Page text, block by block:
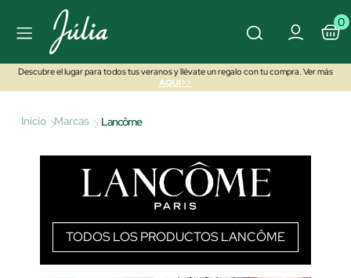
0
Descubre el lugar para todos tus veranos y llévate un regalo con tu compra. Ver más
AQUÍ>>
Inicio Marcas Lancôme
TODOS LOS PRODUCTOS LANCÔME